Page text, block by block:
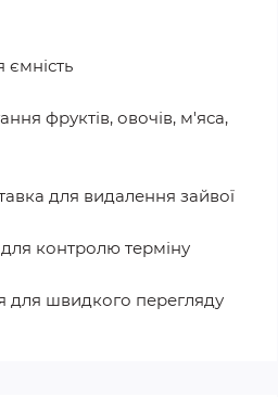
фруктів, овочів, м'яса,
для видалення зайвої
контролю терміну
для швидкого перегляду